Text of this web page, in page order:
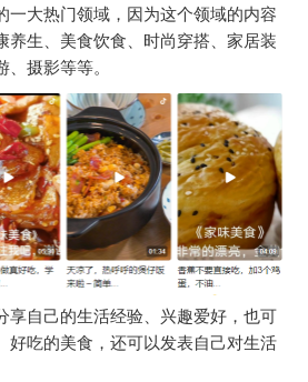
一大热门领域，因为这个领域的内容
养生、美食饮食、时尚穿搭、家居装
摄影等等。
享自己的生活经验、兴趣爱好，也可
好吃的美食，还可以发表自己对生活